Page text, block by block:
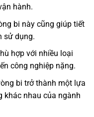
hành.
bi này cũng giúp tiết
sử dụng.
hợp với nhiều loại
công nghiệp nặng.
bi trở thành một lựa
khác nhau của ngành